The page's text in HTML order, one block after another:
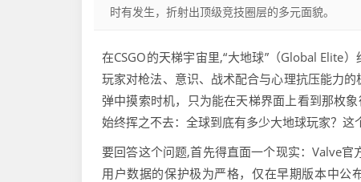
时有发生，折射出顶级竞技圈层的多元面貌。
在CSGO的天梯宇宙里,“大地球”（Global Elite
玩家对枪法、意识、战术配合与心理抗压能力
弹中摸索时机，只为能在天梯界面上看到那枚
始终挥之不去：全球到底有多少大地球玩家？这
要回答这个问题,首先得直面一个现实：Valve
用户数据的保护极为严格，仅在早期版本中